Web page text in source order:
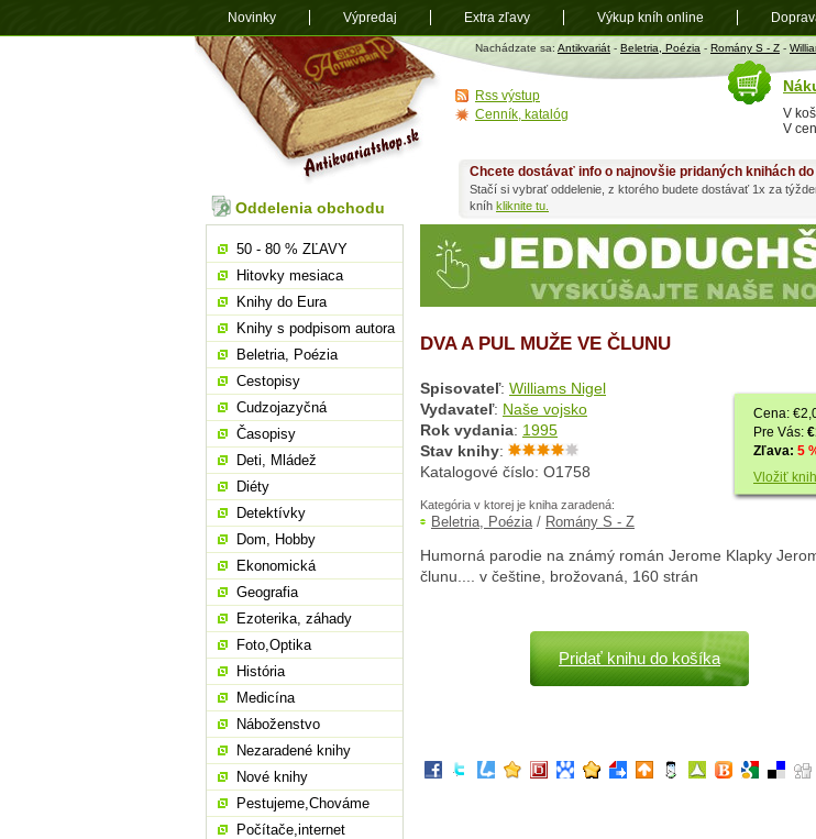
Antikvariát
shop.sk
Nachádzate sa: Antikvariát - Beletria, Poézia - Romány S - Z -
DVA A PUL MUŽE VE ČLUNU
Cena:
Pre Vás:
Zľava: 5
Vložiť
Spisovateľ: Williams Nigel
Vydavateľ: Naše vojsko
Rok vydania: 1995
Stav knihy:
Katalogové číslo: O1758
Kategória v ktorej je kniha zaradená:
Beletria, Poézia/ Romány S - Z
Humorná parodie na známý román Jerome Klapky
člunu.... v češtine, brožovaná, 160 strán
Pridať knihu do košíka
Chcete dostávať info o najnovšie pridaných knihách
Stačí si vybrať oddelenie, z ktorého budete dostávať 1x za
kníh kliknite tu.
Oddelenia obchodu
50 - 80 % ZĽAVY
Hitovky mesiaca
Knihy do Eura
Knihy s podpisom autora
Beletria, Poézia
Cestopisy
Cudzojazyčná
Časopisy
Deti, Mládež
Diéty
Detektívky
Dom, Hobby
Ekonomická
Geografia
Ezoterika, záhady
Foto,Optika
História
Medicína
Náboženstvo
Nezaradené knihy
Nové knihy
Pestujeme,Chováme
Počítače,internet
V
V
Rss výstup
Cenník, katalóg
Novinky Výpredaj Extra zľavy Výkup kníh online